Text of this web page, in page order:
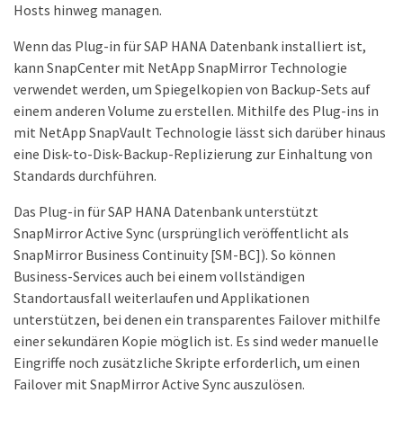
Hosts hinweg managen.
Wenn das Plug-in für SAP HANA Datenbank installiert ist,
kann SnapCenter mit NetApp SnapMirror Technologie
verwendet werden, um Spiegelkopien von Backup-Sets auf
einem anderen Volume zu erstellen. Mithilfe des Plug-ins in
mit NetApp SnapVault Technologie lässt sich darüber hinaus
eine Disk-to-Disk-Backup-Replizierung zur Einhaltung von
Standards durchführen.
Das Plug-in für SAP HANA Datenbank unterstützt
SnapMirror Active Sync (ursprünglich veröffentlicht als
SnapMirror Business Continuity [SM-BC]). So können
Business-Services auch bei einem vollständigen
Standortausfall weiterlaufen und Applikationen
unterstützen, bei denen ein transparentes Failover mithilfe
einer sekundären Kopie möglich ist. Es sind weder manuelle
Eingriffe noch zusätzliche Skripte erforderlich, um einen
Failover mit SnapMirror Active Sync auszulösen.